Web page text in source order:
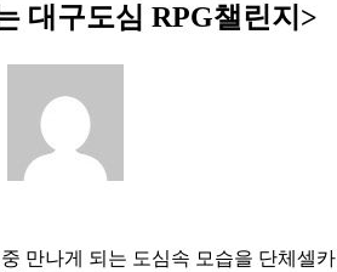
대구도심 RPG챌린지>
만나게 되는 도심속 모습을 단체셀카